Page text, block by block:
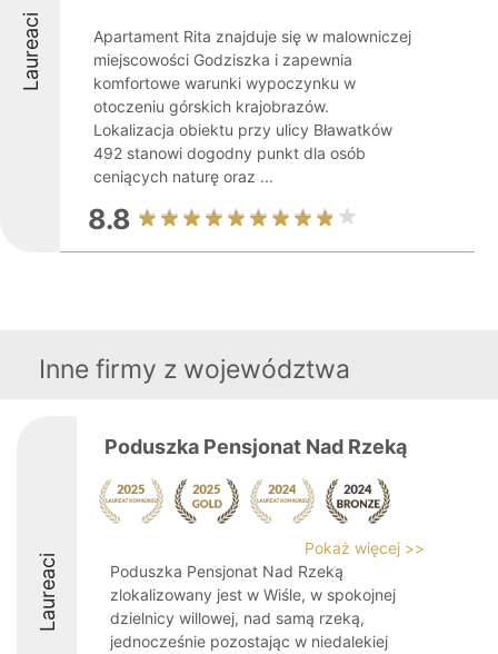
Laureaci
Apartament Rita znajduje się w malowniczej
miejscowości Godziszka i zapewnia
komfortowe warunki wypoczynku w
otoczeniu górskich krajobrazów.
Lokalizacja obiektu przy ulicy Bławatków
492 stanowi dogodny punkt dla osób
ceniących naturę oraz ...
8.8
Inne firmy z województwa
Laureaci
Poduszka Pensjonat Nad Rzeką
Pokaż więcej >>
Poduszka Pensjonat Nad Rzeką
zlokalizowany jest w Wiśle, w spokojnej
dzielnicy willowej, nad samą rzeką,
jednocześnie pozostając w niedalekiej